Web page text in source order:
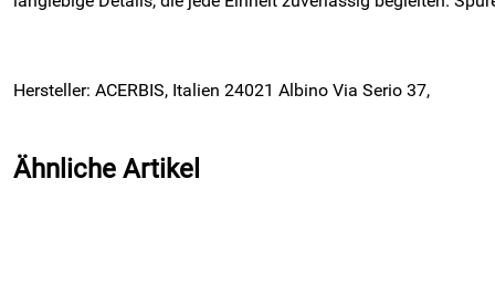
Hersteller: ACERBIS, Italien 24021 Albino Via Serio 37,
Ähnliche Artikel